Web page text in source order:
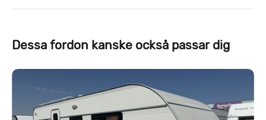
Dessa fordon kanske också passar dig